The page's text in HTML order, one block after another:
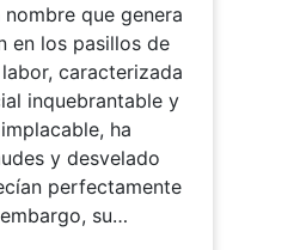
que genera
en los pasillos de
caracterizada
inquebrantable y
ha
y desvelado
perfectamente
su…